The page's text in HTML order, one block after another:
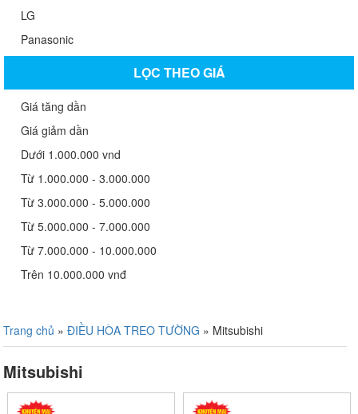
LG
Panasonic
LỌC THEO GIÁ
Giá tăng dần
Giá giảm dần
Dưới 1.000.000 vnd
Từ 1.000.000 - 3.000.000
Từ 3.000.000 - 5.000.000
Từ 5.000.000 - 7.000.000
Từ 7.000.000 - 10.000.000
Trên 10.000.000 vnđ
Trang chủ » ĐIỀU HÒA TREO TƯỜNG » Mitsubishi
Mitsubishi